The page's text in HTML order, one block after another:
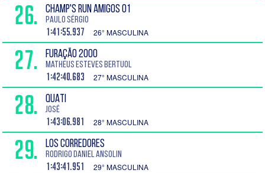
26. CHAMP'S RUN AMIGOS 01
Paulo Sérgio
1:41:55.937 26° MASCULINA
27. FURAÇÃO 2000
Matheus Esteves Bertuol
1:42:40.683 27° MASCULINA
28. QUATI
José
1:43:06.981 28° MASCULINA
29. LOS CORREDORES
Rodrigo Daniel Ansolin
1:43:41.951 29° MASCULINA